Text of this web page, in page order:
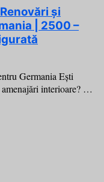
și
| 2500 –
Germania Ești
amenajări interioare? …